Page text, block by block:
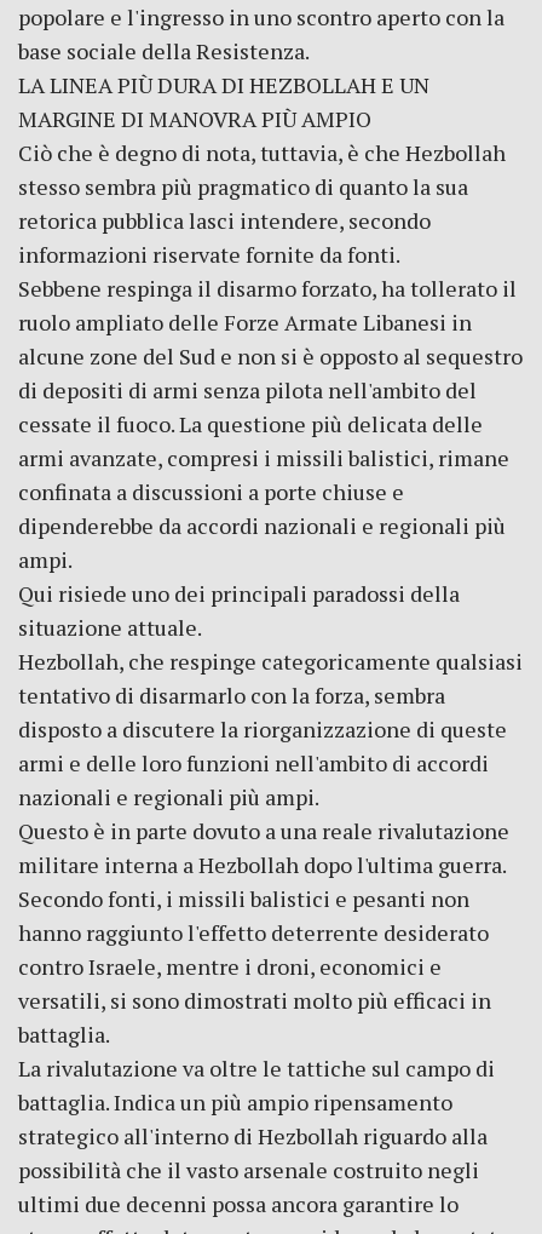
popolare e l'ingresso in uno scontro aperto con la
base sociale della Resistenza.
LA LINEA PIÙ DURA DI HEZBOLLAH E UN
MARGINE DI MANOVRA PIÙ AMPIO
Ciò che è degno di nota, tuttavia, è che Hezbollah
stesso sembra più pragmatico di quanto la sua
retorica pubblica lasci intendere, secondo
informazioni riservate fornite da fonti.
Sebbene respinga il disarmo forzato, ha tollerato il
ruolo ampliato delle Forze Armate Libanesi in
alcune zone del Sud e non si è opposto al sequestro
di depositi di armi senza pilota nell'ambito del
cessate il fuoco. La questione più delicata delle
armi avanzate, compresi i missili balistici, rimane
confinata a discussioni a porte chiuse e
dipenderebbe da accordi nazionali e regionali più
ampi.
Qui risiede uno dei principali paradossi della
situazione attuale.
Hezbollah, che respinge categoricamente qualsiasi
tentativo di disarmarlo con la forza, sembra
disposto a discutere la riorganizzazione di queste
armi e delle loro funzioni nell'ambito di accordi
nazionali e regionali più ampi.
Questo è in parte dovuto a una reale rivalutazione
militare interna a Hezbollah dopo l'ultima guerra.
Secondo fonti, i missili balistici e pesanti non
hanno raggiunto l'effetto deterrente desiderato
contro Israele, mentre i droni, economici e
versatili, si sono dimostrati molto più efficaci in
battaglia.
La rivalutazione va oltre le tattiche sul campo di
battaglia. Indica un più ampio ripensamento
strategico all'interno di Hezbollah riguardo alla
possibilità che il vasto arsenale costruito negli
ultimi due decenni possa ancora garantire lo